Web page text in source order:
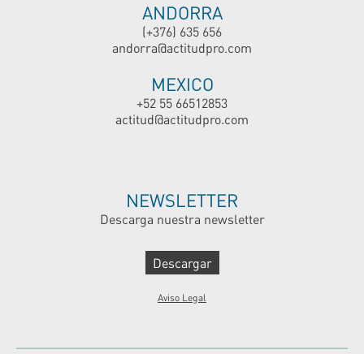
ANDORRA
(+376) 635 656
andorra@actitudpro.com
MEXICO
+52 55 66512853
actitud@actitudpro.com
NEWSLETTER
Descarga nuestra newsletter
Descargar
Aviso Legal